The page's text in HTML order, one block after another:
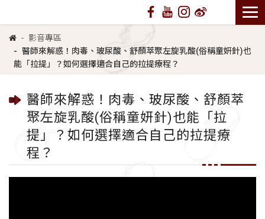
影音專區
醫師來解惑！肉毒、玻尿酸、舒顏萃聚左旋乳酸(俗稱童妍針)也
能「拉提」？如何選擇適合自己的拉提療程？
醫師來解惑！肉毒、玻尿酸、舒顏萃
聚左旋乳酸(俗稱童妍針)也能「拉
提」？如何選擇適合自己的拉提療
程？